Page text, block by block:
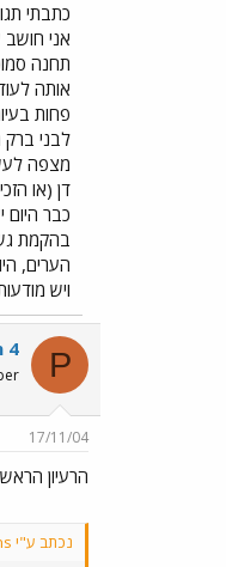
כתבתי
אני חושב
תחנה
אותה
פחות
לבני
מצפה
דן (או
כבר היום
בהקמת
הערים,
ויש
P
4
17/11/04
הרעיון
נכתב ע"י four seasons: